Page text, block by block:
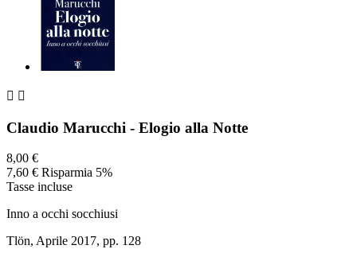
 
Claudio Marucchi - Elogio alla Notte
8,00 €
7,60 € Risparmia 5%
Tasse incluse
Inno a occhi socchiusi
Tlön, Aprile 2017, pp. 128